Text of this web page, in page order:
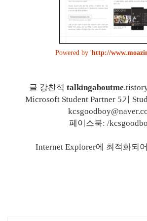
Powered by 'http://
글 강찬석 talkingaboutme
Microsoft Student Partner 5기
페이스북: /
Internet Explorer에 최적화되